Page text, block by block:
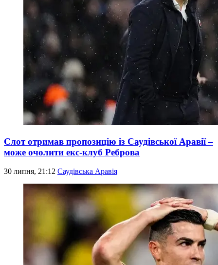
Слот отримав пропозицію із Саудівської Аравії –
може очолити екс-клуб Реброва
30 липня, 21:12 Саудівська Аравія